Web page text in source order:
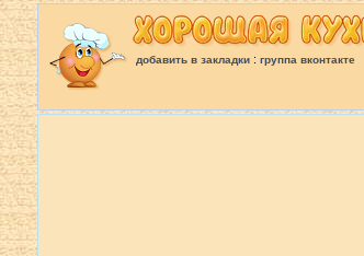
добавить в закладки: группа вконтакте